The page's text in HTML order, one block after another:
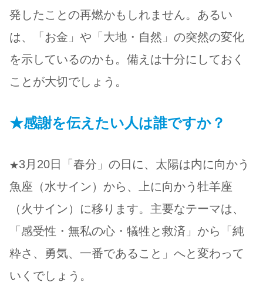
発したことの再燃かもしれません。あるい
は、「お金」や「大地・自然」の突然の変化
を示しているのかも。備えは十分にしておく
ことが大切でしょう。
★感謝を伝えたい人は誰ですか？
★3月20日「春分」の日に、太陽は内に向かう
魚座（水サイン）から、上に向かう牡羊座
（火サイン）に移ります。主要なテーマは、
「感受性・無私の心・犠牲と救済」から「純
粋さ、勇気、一番であること」へと変わって
いくでしょう。